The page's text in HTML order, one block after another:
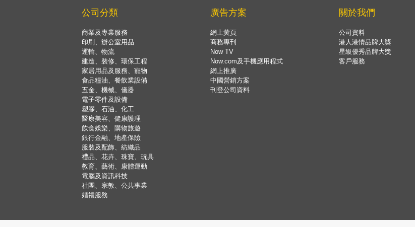
公司分類
商業及專業服務
印刷、辦公室用品
運輸、物流
建造、裝修、環保工程
家居用品及服務、寵物
食品糧油、餐飲業設備
五金、機械、儀器
電子零件及設備
塑膠、石油、化工
醫療美容、健康護理
飲食娛樂、購物旅遊
銀行金融、地產保險
服裝及配飾、紡織品
禮品、花卉、珠寶、玩具
教育、藝術、康體運動
電腦及資訊科技
社團、宗教、公共事業
婚禮服務
廣告方案
網上黃頁
商務專刊
Now TV
Now.com及手機應用程式
網上推廣
中國營銷方案
刊登公司資料
關於我們
公司資料
港人港情品牌大獎
星級優秀品牌大獎
客戶服務